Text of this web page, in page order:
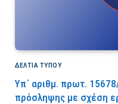
ΔΕΛΤΙΑ ΤΥΠΟΥ
Υπ΄ αριθμ. πρωτ.
πρόσληψης με σχέση